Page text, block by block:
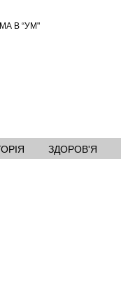
В “УМ"
ЗДОРОВ'Я